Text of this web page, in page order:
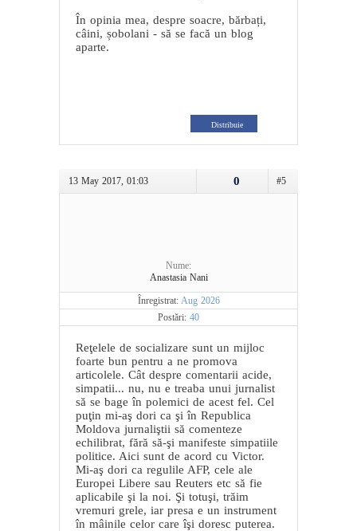
În opinia mea, despre soacre, bărbați,
câini, șobolani - să se facă un blog
aparte.
Distribuie
13 May 2017, 01:03 #5
0
Nume:
Anastasia Nani
Înregistrat: Aug 2026
Postări: 40
Reţelele de socializare sunt un mijloc
foarte bun pentru a ne promova
articolele. Cât despre comentarii acide,
simpatii... nu, nu e treaba unui jurnalist
să se bage în polemici de acest fel. Cel
puţin mi-aş dori ca şi în Republica
Moldova jurnaliştii să comenteze
echilibrat, fără să-şi manifeste simpatiile
politice. Aici sunt de acord cu Victor.
Mi-aş dori ca regulile AFP, cele ale
Europei Libere sau Reuters etc să fie
aplicabile şi la noi. Şi totuşi, trăim
vremuri grele, iar presa e un instrument
în mâinile celor care îşi doresc puterea.